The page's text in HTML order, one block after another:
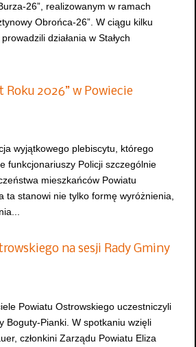
26”, realizowanym w ramach
Obrońca-26”. W ciągu kilku
działania w Stałych
Roku 2026” w Powiecie
wyjątkowego plebiscytu, którego
funkcjonariuszy Policji szczególnie
mieszkańców Powiatu
ta stanowi nie tylko formę wyróżnienia,
na sesji Rady Gminy
Powiatu Ostrowskiego uczestniczyli
Boguty-Pianki. W spotkaniu wzięli
członkini Zarządu Powiatu Eliza